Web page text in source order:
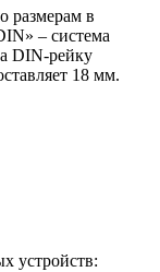
размерам в
– система
DIN-рейку
18 мм.
устройств: